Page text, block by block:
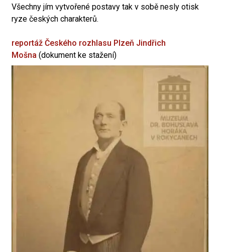
Všechny jím vytvořené postavy tak v sobě nesly otisk
ryze českých charakterů.
reportáž Českého rozhlasu Plzeň Jindřich
Mošna (dokument ke stažení)